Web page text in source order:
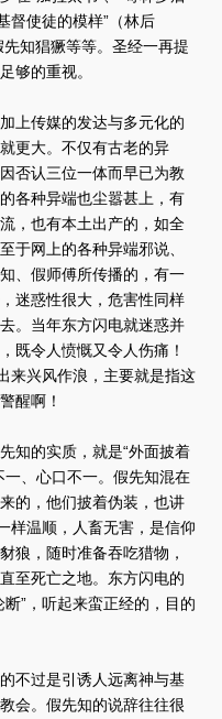
督使徒的模样”（林后
知猖獗等等。圣经一再提
够的重视。
上传媒的发达与多元化的
更大。不仅有古老的异
否认三位一体而早已为教
各种异端也尘嚣甚上，有
，也有本土出产的，如全
于网上的各种异端邪说、
、假师傅所传播的，有一
迷惑性很大，危害性同样
。当年东方闪电就迷惑并
既令人愤慨又令人伤痛！
来兴风作浪，主要就是指这
醒啊！
知的实质，就是“外面披着
、心口不一。假先知混在
的，他们披着伪装，也讲
样温顺，人畜无害，是信仰
狼，随时准备吞吃猎物，
至死亡之地。东方闪电的
”，听起来蛮正经的，目的
不过是引诱人远离神与基
会。假先知的说辞往往很